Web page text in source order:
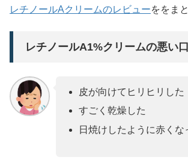
レチノールAクリームのレビューををま
レチノールA1%クリームの悪い
皮が向けてヒリヒリした
すごく乾燥した
日焼けしたように赤くな